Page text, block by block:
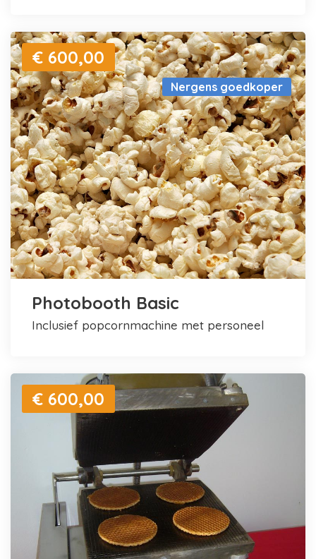
Nergens goedkoper
€ 600,00
Photobooth Basic
inclusief popcornmachine met personeel
€ 600,00